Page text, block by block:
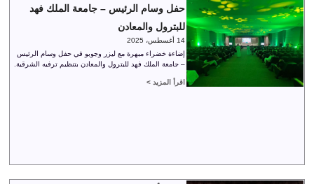
حفل وسام الرئيس – جامعة الملك فهد
للبترول والمعادن
14 أغسطس، 2025
إضاءة خضراء مبهرة مع ليزر وجوبو في حفل وسام الرئيس
– جامعة الملك فهد للبترول والمعادن بتنظيم ترفيه الشرقية.
اقرأ المزيد >